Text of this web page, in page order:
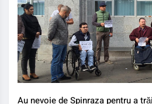
Au nevoie de Spinraza pentru a